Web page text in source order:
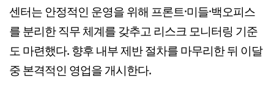
센터는 안정적인 운영을 위해 프론트·미들·백오피스
를 분리한 직무 체계를 갖추고 리스크 모니터링 기준
도 마련했다. 향후 내부 제반 절차를 마무리한 뒤 이달
중 본격적인 영업을 개시한다.